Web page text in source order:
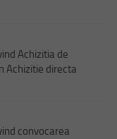
Achizitia de
Achizitie directa
convocarea